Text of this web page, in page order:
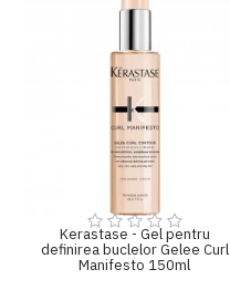
Kerastase - Gel pentru
definirea buclelor Gelee Curl
Manifesto 150ml